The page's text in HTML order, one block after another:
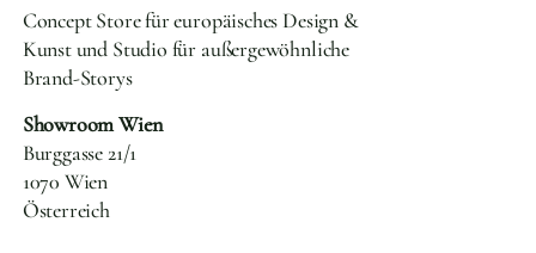
Concept Store für europäisches Design &
Kunst und Studio für außergewöhnliche
Brand-Storys
Showroom Wien
Burggasse 21/1
1070 Wien
Österreich